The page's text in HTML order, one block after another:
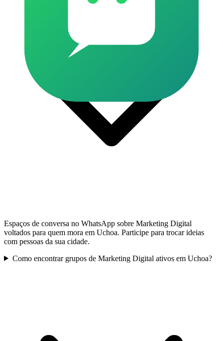
Espaços de conversa no WhatsApp sobre Marketing Digital
voltados para quem mora em Uchoa. Participe para trocar ideias
com pessoas da sua cidade.
Como encontrar grupos de Marketing Digital ativos em Uchoa?